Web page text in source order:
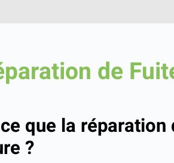
de
ce que la
?